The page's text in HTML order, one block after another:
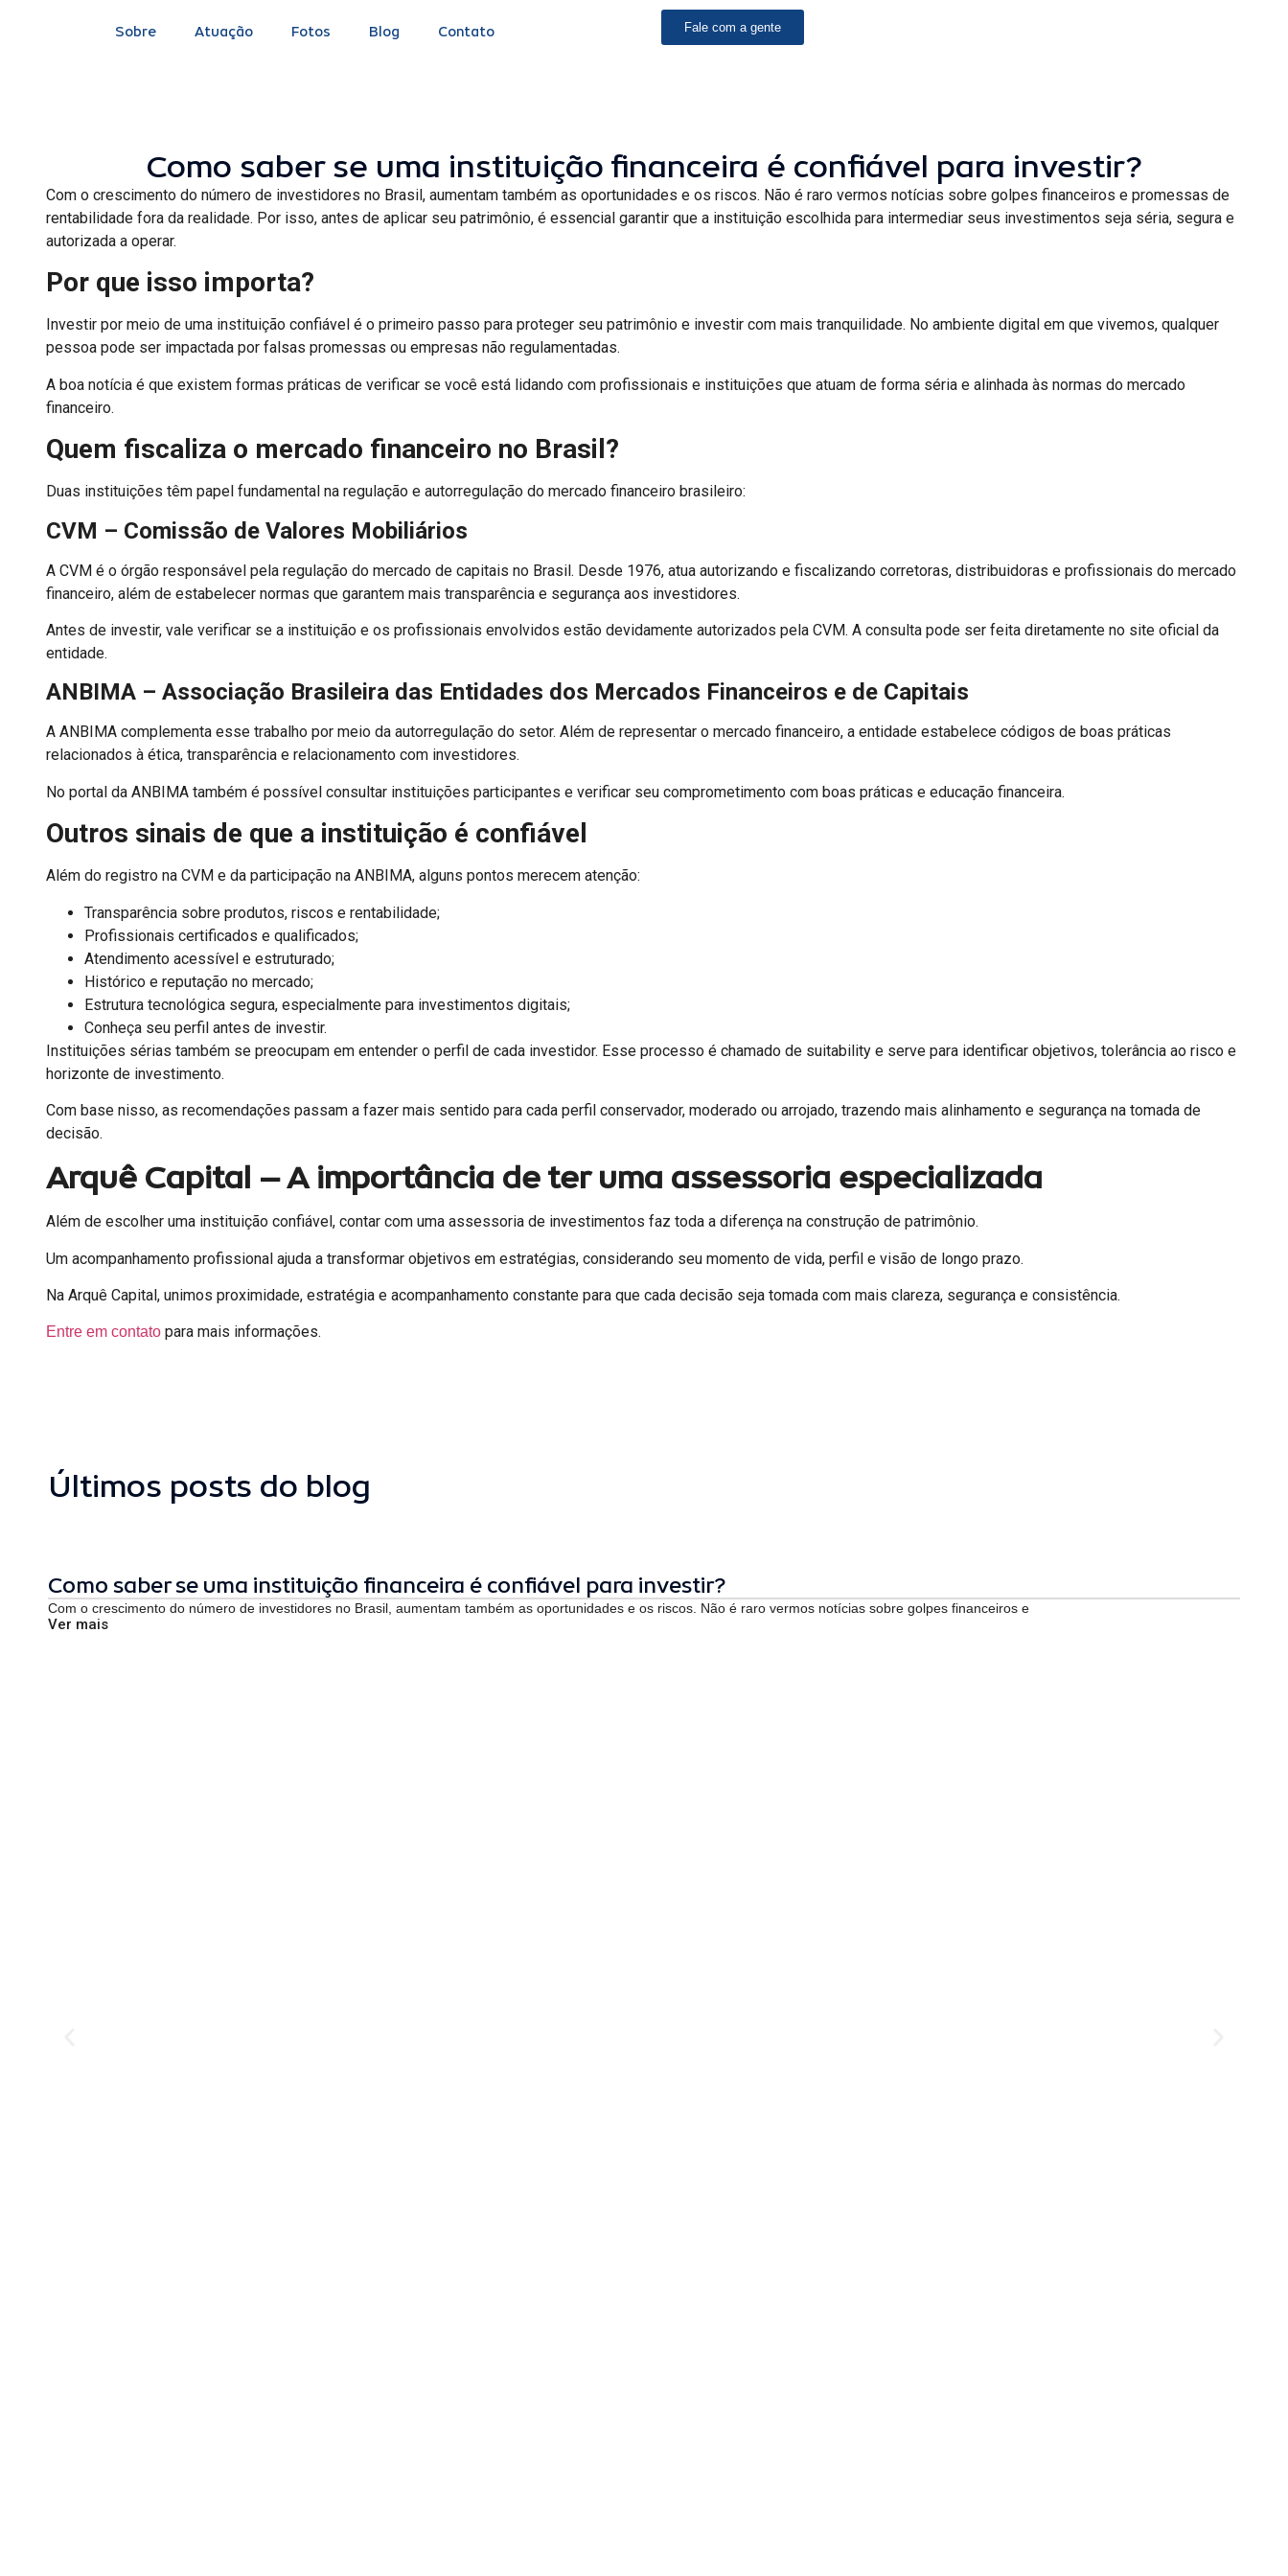
Sobre Atuação Fotos Blog Contato Fale com a gente
Como saber se uma instituição financeira é confiável para investir?
Com o crescimento do número de investidores no Brasil, aumentam também as oportunidades e os riscos. Não é raro vermos notícias sobre golpes financeiros e promessas de
rentabilidade fora da realidade. Por isso, antes de aplicar seu patrimônio, é essencial garantir que a instituição escolhida para intermediar seus investimentos seja séria, segura e
autorizada a operar.
Por que isso importa?
Investir por meio de uma instituição confiável é o primeiro passo para proteger seu patrimônio e investir com mais tranquilidade. No ambiente digital em que vivemos, qualquer
pessoa pode ser impactada por falsas promessas ou empresas não regulamentadas.
A boa notícia é que existem formas práticas de verificar se você está lidando com profissionais e instituições que atuam de forma séria e alinhada às normas do mercado
financeiro.
Quem fiscaliza o mercado financeiro no Brasil?
Duas instituições têm papel fundamental na regulação e autorregulação do mercado financeiro brasileiro:
CVM – Comissão de Valores Mobiliários
A CVM é o órgão responsável pela regulação do mercado de capitais no Brasil. Desde 1976, atua autorizando e fiscalizando corretoras, distribuidoras e profissionais do mercado
financeiro, além de estabelecer normas que garantem mais transparência e segurança aos investidores.
Antes de investir, vale verificar se a instituição e os profissionais envolvidos estão devidamente autorizados pela CVM. A consulta pode ser feita diretamente no site oficial da
entidade.
ANBIMA – Associação Brasileira das Entidades dos Mercados Financeiros e de Capitais
A ANBIMA complementa esse trabalho por meio da autorregulação do setor. Além de representar o mercado financeiro, a entidade estabelece códigos de boas práticas
relacionados à ética, transparência e relacionamento com investidores.
No portal da ANBIMA também é possível consultar instituições participantes e verificar seu comprometimento com boas práticas e educação financeira.
Outros sinais de que a instituição é confiável
Além do registro na CVM e da participação na ANBIMA, alguns pontos merecem atenção:
Transparência sobre produtos, riscos e rentabilidade;
Profissionais certificados e qualificados;
Atendimento acessível e estruturado;
Histórico e reputação no mercado;
Estrutura tecnológica segura, especialmente para investimentos digitais;
Conheça seu perfil antes de investir.
Instituições sérias também se preocupam em entender o perfil de cada investidor. Esse processo é chamado de suitability e serve para identificar objetivos, tolerância ao risco e
horizonte de investimento.
Com base nisso, as recomendações passam a fazer mais sentido para cada perfil conservador, moderado ou arrojado, trazendo mais alinhamento e segurança na tomada de
decisão.
Arquê Capital — A importância de ter uma assessoria especializada
Além de escolher uma instituição confiável, contar com uma assessoria de investimentos faz toda a diferença na construção de patrimônio.
Um acompanhamento profissional ajuda a transformar objetivos em estratégias, considerando seu momento de vida, perfil e visão de longo prazo.
Na Arquê Capital, unimos proximidade, estratégia e acompanhamento constante para que cada decisão seja tomada com mais clareza, segurança e consistência.
Entre em contato para mais informações.
Últimos posts do blog
Como saber se uma instituição financeira é confiável para investir?
Com o crescimento do número de investidores no Brasil, aumentam também as oportunidades e os riscos. Não é raro vermos notícias sobre golpes financeiros e
Ver mais